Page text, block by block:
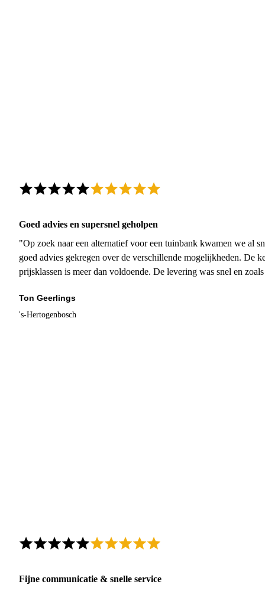
Goed advies en supersnel geholpen
"Op zoek naar een alternatief voor een tuinbank kwamen we al
goed advies gekregen over de verschillende mogelijkheden. De
prijsklassen is meer dan voldoende. De levering was snel en
Ton Geerlings
's-Hertogenbosch
Fijne communicatie & snelle service